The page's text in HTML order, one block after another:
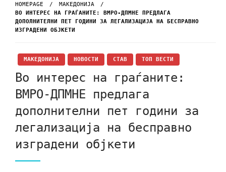
HOMEPAGE
МАКЕДОНИЈА
ВО ИНТЕРЕС НА ГРАЃАНИТЕ: ВМРО-ДПМНЕ ПРЕДЛАГА
ДОПОЛНИТЕЛНИ ПЕТ ГОДИНИ ЗА ЛЕГАЛИЗАЦИЈА НА БЕСПРАВНО
ИЗГРАДЕНИ ОБЈКЕТИ
МАКЕДОНИЈА НОВОСТИ СТАВ ТОП ВЕСТИ
Во интерес на граѓаните:
ВМРО-ДПМНЕ предлага
дополнителни пет години за
легализација на бесправно
изградени објкети